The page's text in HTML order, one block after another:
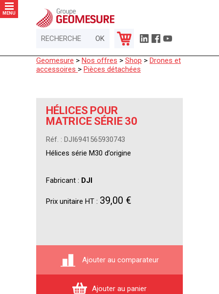
MENU
Geomesure > Nos offres > Shop > Drones et
accessoires > Pièces détachées
HÉLICES POUR
MATRICE SÉRIE 30
Réf. : DJI6941565930743
Hélices série M30 d’origine
Fabricant : DJI
Prix unitaire HT : 39,00 €
Ajouter au comparateur
Ajouter au panier
Panneau de gestion des cookies